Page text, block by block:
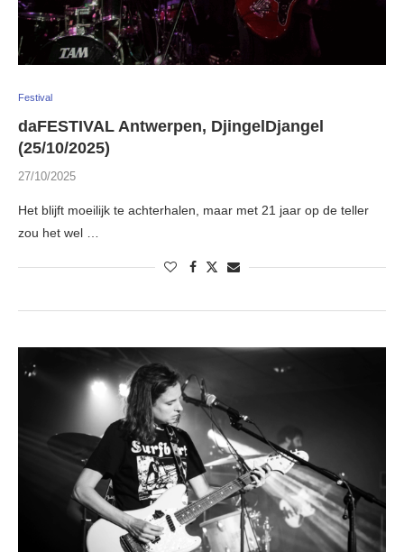
Festival
daFESTIVAL Antwerpen, DjingelDjangel
(25/10/2025)
27/10/2025
Het blijft moeilijk te achterhalen, maar met 21 jaar op de teller
zou het wel …